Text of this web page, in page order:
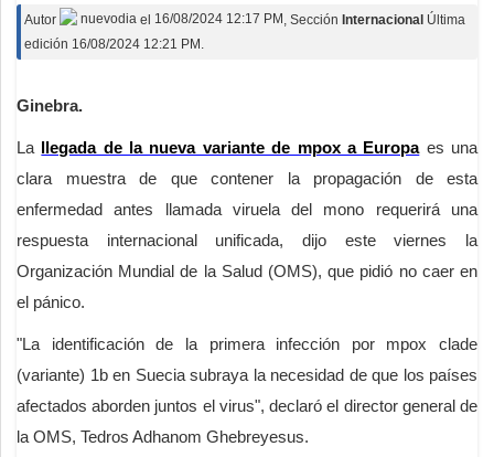
Autor nuevodia el 16/08/2024 12:17 PM , Sección Internacional Última
edición 16/08/2024 12:21 PM.
Ginebra.
La llegada de la nueva variante de mpox a Europaes una
clara muestra de que contener la propagación de esta
enfermedad antes llamada viruela del mono requerirá una
respuesta internacional unificada, dijo este viernes la
Organización Mundial de la Salud (OMS), que pidió no caer en
el pánico.
"La identificación de la primera infección por mpox clade
(variante) 1b en Suecia subraya la necesidad de que los países
afectados aborden juntos el virus", declaró el director general de
la OMS, Tedros Adhanom Ghebreyesus.